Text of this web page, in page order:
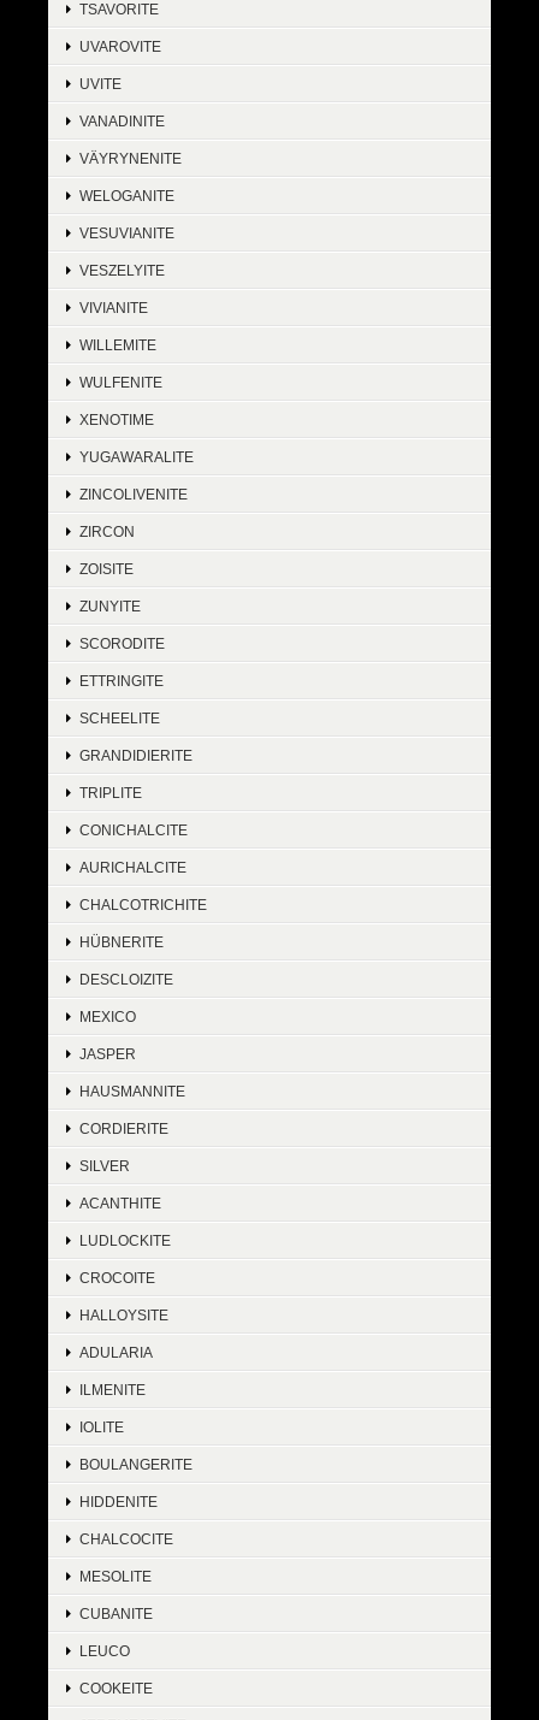
TSAVORITE
UVAROVITE
UVITE
VANADINITE
VÄYRYNENITE
WELOGANITE
VESUVIANITE
VESZELYITE
VIVIANITE
WILLEMITE
WULFENITE
XENOTIME
YUGAWARALITE
ZINCOLIVENITE
ZIRCON
ZOISITE
ZUNYITE
SCORODITE
ETTRINGITE
SCHEELITE
GRANDIDIERITE
TRIPLITE
CONICHALCITE
AURICHALCITE
CHALCOTRICHITE
HÜBNERITE
DESCLOIZITE
MEXICO
JASPER
HAUSMANNITE
CORDIERITE
SILVER
ACANTHITE
LUDLOCKITE
CROCOITE
HALLOYSITE
ADULARIA
ILMENITE
IOLITE
BOULANGERITE
HIDDENITE
CHALCOCITE
MESOLITE
CUBANITE
LEUCO
COOKEITE